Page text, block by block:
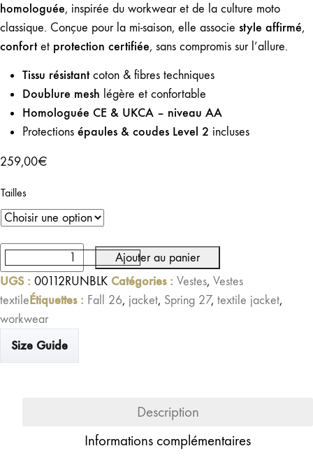
homologuée, inspirée du workwear et de la culture moto
classique. Conçue pour la mi-saison, elle associe style affirmé,
confortet protection certifiée, sans compromis sur l’allure.
Tissu résistantcoton & fibres techniques
Doublure mesh légère et confortable
Homologuée CE & UKCA – niveau AA
Protections épaules & coudes Level 2 incluses
259,00€
Tailles
de
Runaway
Riding
Shirt
Black
Ajouter au panier
UGS : 00112RUNBLK Catégories : Vestes, Vestes
textileÉtiquettes : Fall 26, jacket, Spring 27, textile jacket,
workwear
Size Guide
Description
Informations complémentaires